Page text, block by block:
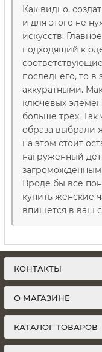
Как видно,
и для этого не
искусств.
подходящий к
последнего, то в
аккуратными.
ключевых
больше трех. Так
образа выбрали
на этом стоит
нагруженный
загроможденным
Вроде бы все
купить женские
впишется в ваш
КОНТАКТЫ
О МАГАЗИНЕ
КАТАЛОГ ТОВАРОВ